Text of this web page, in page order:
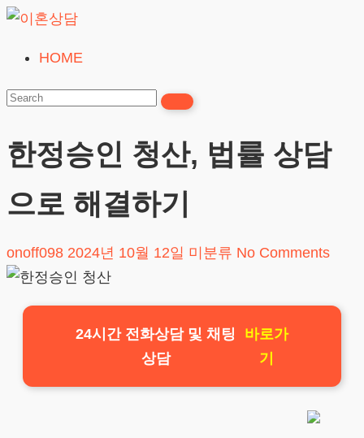
Skip
content
혼
담
24시간365일
HOME
한정승인 청산, 법률 상담
으로 해결하기
onoff098 2024년 10월 12일 미분류 No Comments
24시간 전화상담 및 채팅
상담
바로가
기